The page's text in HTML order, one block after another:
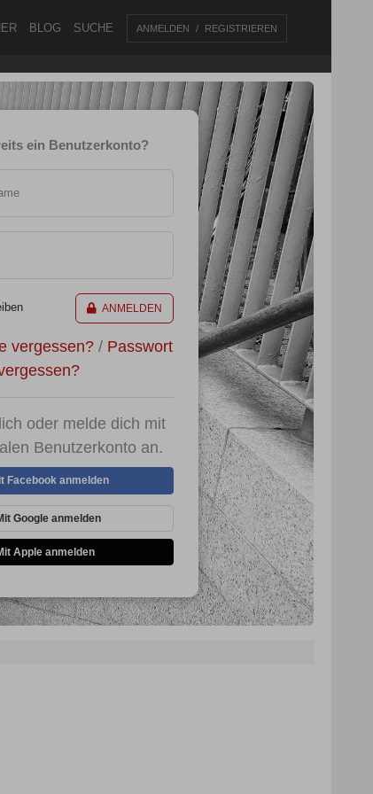
ANMELDEN REGISTRIEREN
BLOG SUCHE
ein Benutzerkonto?
ANMELDEN
vergessen? / Passwort
oder melde dich mit
Benutzerkonto an.
Facebook anmelden
Google anmelden
Apple anmelden